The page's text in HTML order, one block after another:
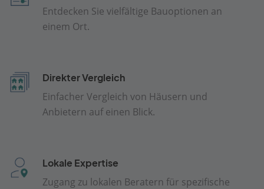
Entdecken Sie vielfältige Bauoptionen an
einem Ort.
Direkter Vergleich
Einfacher Vergleich von Häusern und
Anbietern auf einen Blick.
Lokale Expertise
Zugang zu lokalen Beratern für spezifische